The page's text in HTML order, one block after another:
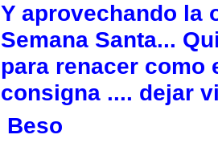
Y aprovechando la
Semana Santa...
para renacer como
consigna .... dejar
Beso